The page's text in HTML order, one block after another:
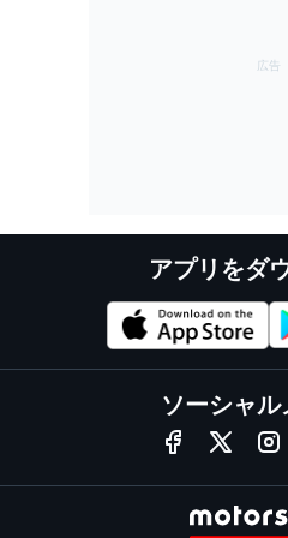
アプリをダ
ソーシャ